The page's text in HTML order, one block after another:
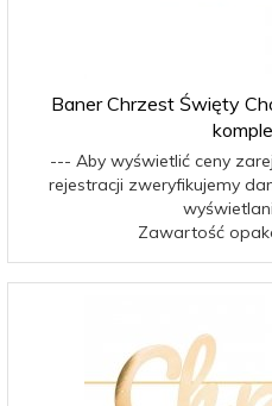
Baner Chrzest Święty
--- Aby wyświetlić ceny
rejestracji zweryfikujemy
Zawartość